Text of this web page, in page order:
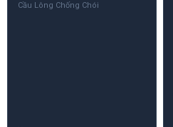
Cầu Lông Chống Chói